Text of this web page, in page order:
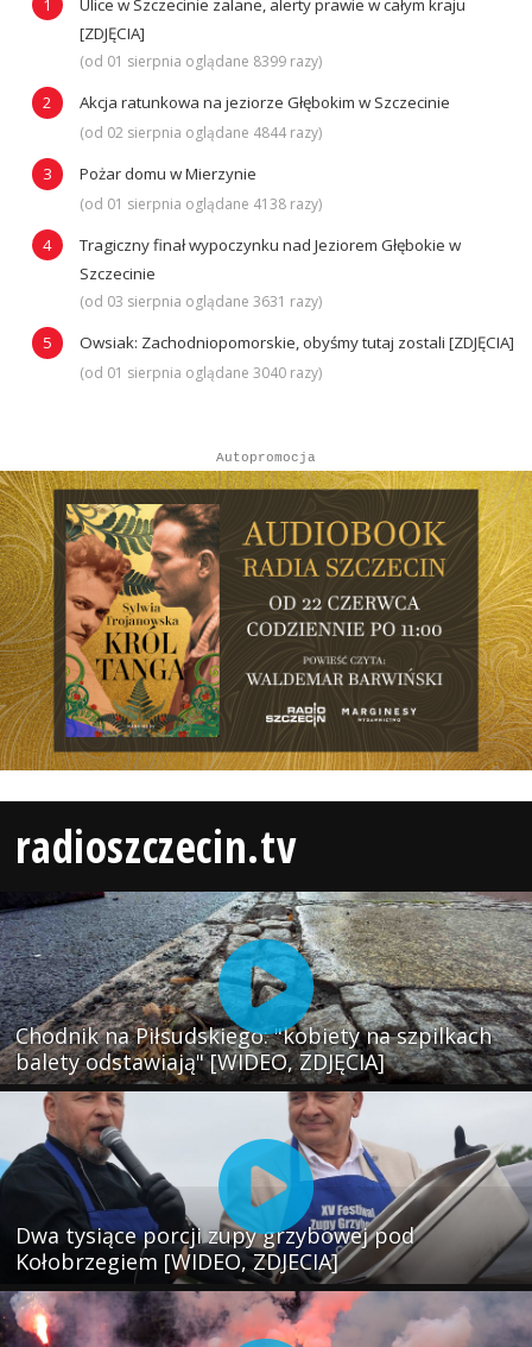
Ulice w Szczecinie zalane, alerty prawie w całym kraju
[ZDJĘCIA]
(od 01 sierpnia oglądane 8399 razy)
Akcja ratunkowa na jeziorze Głębokim w Szczecinie
(od 02 sierpnia oglądane 4844 razy)
Pożar domu w Mierzynie
(od 01 sierpnia oglądane 4138 razy)
Tragiczny finał wypoczynku nad Jeziorem Głębokie w
Szczecinie
(od 03 sierpnia oglądane 3631 razy)
Owsiak: Zachodniopomorskie, obyśmy tutaj zostali [ZDJĘCIA]
(od 01 sierpnia oglądane 3040 razy)
Autopromocja
radioszczecin.tv
Chodnik na Piłsudskiego: "kobiety na szpilkach
balety odstawiają" [WIDEO, ZDJĘCIA]
Dwa tysiące porcji zupy grzybowej pod
Kołobrzegiem [WIDEO, ZDJECIA]